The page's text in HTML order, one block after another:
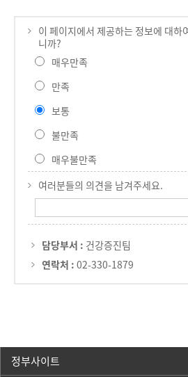
이 페이지에서 제공하는 정보에 대하
니까?
매우만족
만족
보통
불만족
매우불만족
여러분들의 의견을 남겨주세요.
담당부서 : 건강증진팀
연락처 : 02-330-1879